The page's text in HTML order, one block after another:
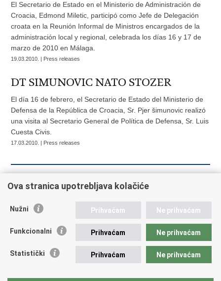
El Secretario de Estado en el Ministerio de Administración de
Croacia, Edmond Miletic, participó como Jefe de Delegación
croata en la Reunión Informal de Ministros encargados de la
administración local y regional, celebrada los días 16 y 17 de
marzo de 2010 en Málaga.
19.03.2010. | Press releases
DT SIMUNOVIC NATO STOZER
El día 16 de febrero, el Secretario de Estado del Ministerio de
Defensa de la República de Croacia, Sr. Pjer šimunovic realizó
una visita al Secretario General de Política de Defensa, Sr. Luis
Cuesta Civis.
17.03.2010. | Press releases
«« « Previous 7 8 9 10 11
REPUBLIC OF CROATIA Ministry of Foreign and European
4569 964 faks: +385 (0)1 4551 795, +385 (0)1 4920 149 E-
Ova stranica upotrebljava kolačiće
Nužni Prihvaćam Ne prihvaćam
Funkcionalni Prihvaćam Ne prihvaćam
Statistički Prihvaćam Ne prihvaćam